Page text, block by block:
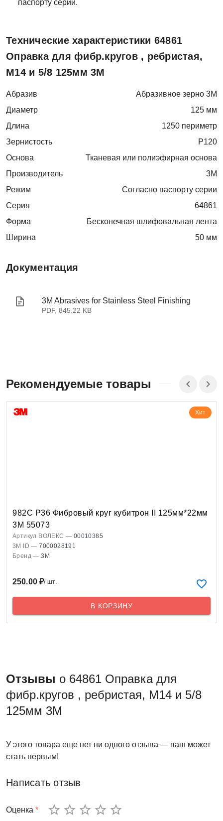
паспорту серии.
Технические характеристики 64861
Оправка для фибр.кругов , ребристая,
M14 и 5/8 125мм 3М
Абразив
Абразивное зерно 3M
Диаметр
125 мм
Длина
1250 периметр
Зернистость
P120
Основа
Тканевая или полиэфирная основа
Производитель
3M
Режим
Согласно паспорту серии
Серия
64861
Форма
Бесконечная шлифовальная лента
Ширина
50 мм
Документация
3M Abrasives for Stainless Steel Finishing
PDF, 845.22 KB
Рекомендуемые товары
Хит
982С Р36 Фибровый круг кубитрон II 125мм*22мм
3М 55073
Артикул ВОЛЕКС — 00010385
3M ID —7000028191
Бренд —3M
250.00 ₽/ шт.
В КОРЗИНУ
Отзывы о 64861 Оправка для
фибр.кругов , ребристая, M14 и 5/8
125мм 3М
Написать отзыв
Оценка *
У этого товара еще нет ни одного отзыва — ваш может
стать первым!